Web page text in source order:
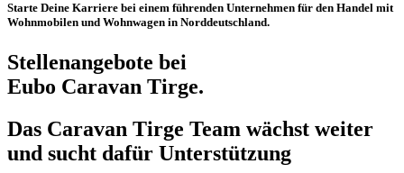
Starte Deine Karriere bei einem führenden Unternehmen für den Handel mit
Wohnmobilen und Wohnwagen in Norddeutschland.
Stellenangebote bei
Eubo Caravan Tirge.
Das Caravan Tirge Team wächst weiter
und sucht dafür Unterstützung